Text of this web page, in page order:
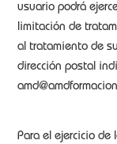
usuario podrá
limitación de
al tratamiento de
dirección postal
Para el ejercicio